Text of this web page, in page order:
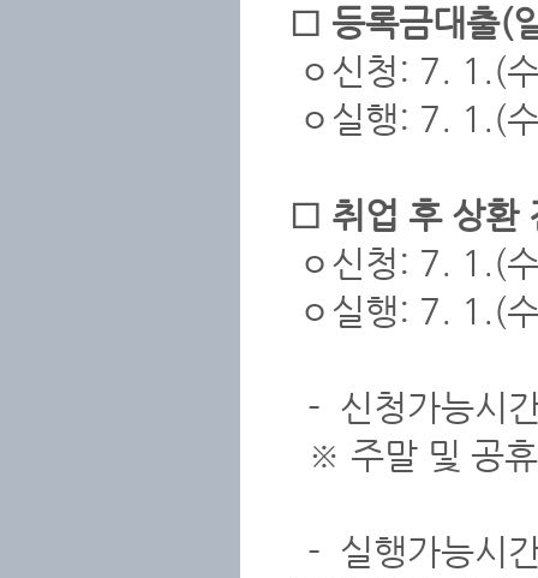
□ 등록금대출(
ㅇ신청: 7. 1.(
ㅇ실행: 7. 1.(
□ 취업 후 상환
ㅇ신청: 7. 1.(
ㅇ실행: 7. 1.(
- 신청가능시
※ 주말 및 공
- 실행가능시